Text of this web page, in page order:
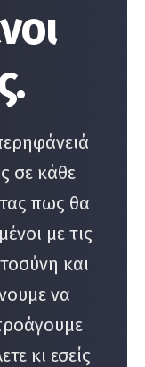
σε κάθε
πως θα
με τις
και
να
κι εσείς